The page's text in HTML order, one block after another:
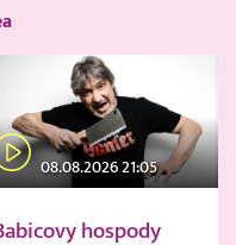
08.08.2026 21:05
hospody